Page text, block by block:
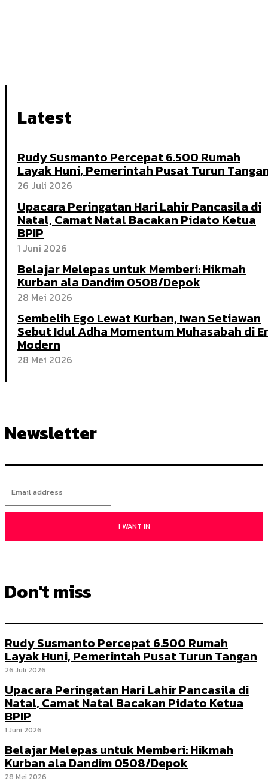
Latest
Rudy Susmanto Percepat 6.500 Rumah
Layak Huni, Pemerintah Pusat Turun
26 Juli 2026
Upacara Peringatan Hari Lahir Pancasila di
Natal, Camat Natal Bacakan Pidato Ketua
BPIP
1 Juni 2026
Belajar Melepas untuk Memberi: Hikmah
Kurban ala Dandim 0508/Depok
28 Mei 2026
Sembelih Ego Lewat Kurban, Iwan Setiawan
Sebut Idul Adha Momentum Muhasabah di
Modern
28 Mei 2026
Newsletter
I WANT IN
Don't miss
Rudy Susmanto Percepat 6.500 Rumah
Layak Huni, Pemerintah Pusat Turun Tangan
26 Juli 2026
Upacara Peringatan Hari Lahir Pancasila di
Natal, Camat Natal Bacakan Pidato Ketua
BPIP
1 Juni 2026
Belajar Melepas untuk Memberi: Hikmah
Kurban ala Dandim 0508/Depok
28 Mei 2026